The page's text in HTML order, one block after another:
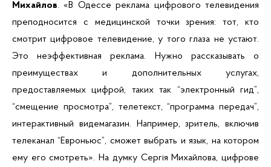
Михайлов. «В Одессе реклама цифрового телевидения
преподносится с медицинской точки зрения: тот, кто
смотрит цифровое телевидение, у того глаза не устают.
Это неэффективная реклама. Нужно рассказывать о
преимуществах и дополнительных услугах,
предоставляемых цифрой, таких так “электронный гид”,
“смещение просмотра”, телетекст, “программа передач”,
интерактивный видемагазин. Например, зритель, включив
телеканал “Евроньюс”, сможет выбрать и язык, на котором
ему его смотреть». На думку Сергія Михайлова, цифрове